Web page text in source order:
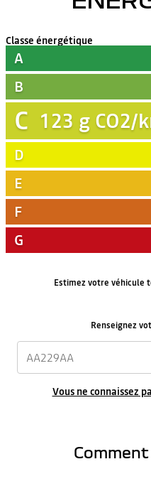
Classe énergétique
A
B
C 123 g CO2/
D
E
F
G
Estimez votre véhicule
Renseignez
Vous ne connaissez